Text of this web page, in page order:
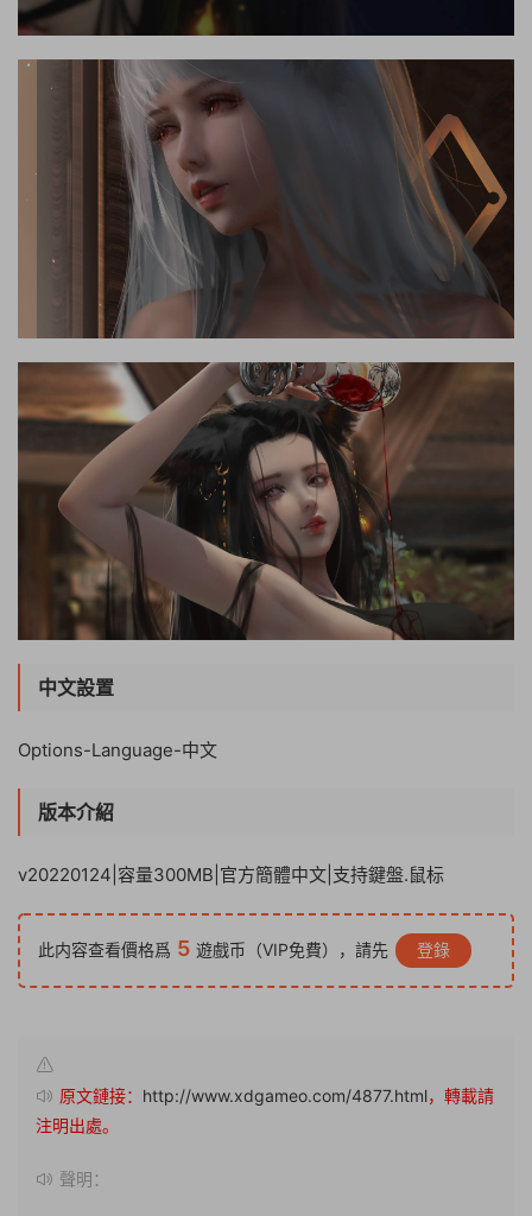
中文設置
Options-Language-中文
版本介紹
v20220124|容量300MB|官方簡體中文|支持鍵盤.鼠标
此内容查看價格爲 5 遊戲币（VIP免費），請先 登錄
原文鏈接： http://www.xdgameo.com/4877.html，轉載請
注明出處。
聲明：